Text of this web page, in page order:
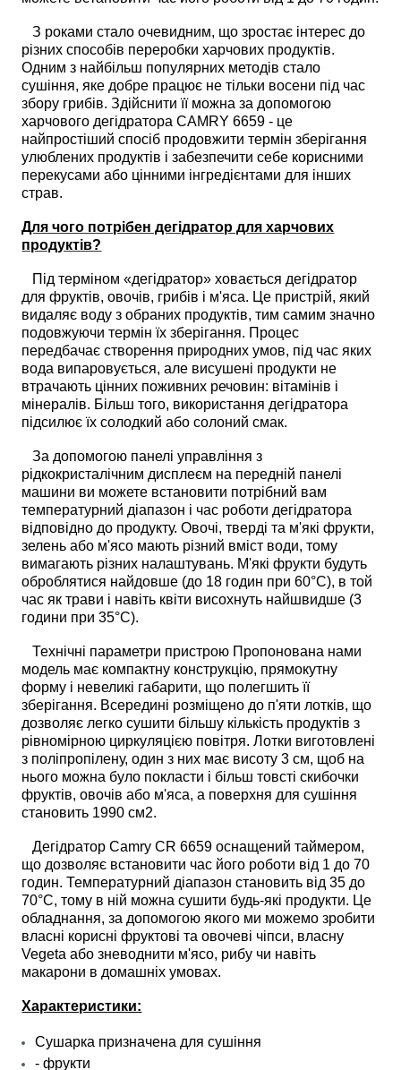
З роками стало очевидним, що зростає інтерес до
різних способів переробки харчових продуктів.
Одним з найбільш популярних методів стало
сушіння, яке добре працює не тільки восени під час
збору грибів. Здійснити її можна за допомогою
харчового дегідратора CAMRY 6659 - це
найпростіший спосіб продовжити термін зберігання
улюблених продуктів і забезпечити себе корисними
перекусами або цінними інгредієнтами для інших
страв.
Для чого потрібен дегідратор для харчових
продуктів?
Під терміном «дегідратор» ховається дегідратор
для фруктів, овочів, грибів і м'яса. Це пристрій, який
видаляє воду з обраних продуктів, тим самим значно
подовжуючи термін їх зберігання. Процес
передбачає створення природних умов, під час яких
вода випаровується, але висушені продукти не
втрачають цінних поживних речовин: вітамінів і
мінералів. Більш того, використання дегідратора
підсилює їх солодкий або солоний смак.
За допомогою панелі управління з
рідкокристалічним дисплеєм на передній панелі
машини ви можете встановити потрібний вам
температурний діапазон і час роботи дегідратора
відповідно до продукту. Овочі, тверді та м'які фрукти,
зелень або м'ясо мають різний вміст води, тому
вимагають різних налаштувань. М'які фрукти будуть
оброблятися найдовше (до 18 годин при 60°C), в той
час як трави і навіть квіти висохнуть найшвидше (3
години при 35°C).
Технічні параметри пристрою Пропонована нами
модель має компактну конструкцію, прямокутну
форму і невеликі габарити, що полегшить її
зберігання. Всередині розміщено до п'яти лотків, що
дозволяє легко сушити більшу кількість продуктів з
рівномірною циркуляцією повітря. Лотки виготовлені
з поліпропілену, один з них має висоту 3 см, щоб на
нього можна було покласти і більш товсті скибочки
фруктів, овочів або м'яса, а поверхня для сушіння
становить 1990 см2.
ДегідраторCamry CR 6659 оснащений таймером,
що дозволяє встановити час його роботи від 1 до 70
годин. Температурний діапазон становить від 35 до
70°C, тому в ній можна сушити будь-які продукти. Це
обладнання, за допомогою якого ми можемо зробити
власні корисні фруктові та овочеві чіпси, власну
Vegeta або зневоднити м'ясо, рибу чи навіть
макарони в домашніх умовах.
Характеристики:
Сушарка призначена для сушіння
- фрукти